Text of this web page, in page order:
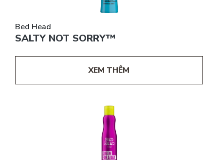
Bed Head
SALTY NOT SORRY™
XEM THÊM